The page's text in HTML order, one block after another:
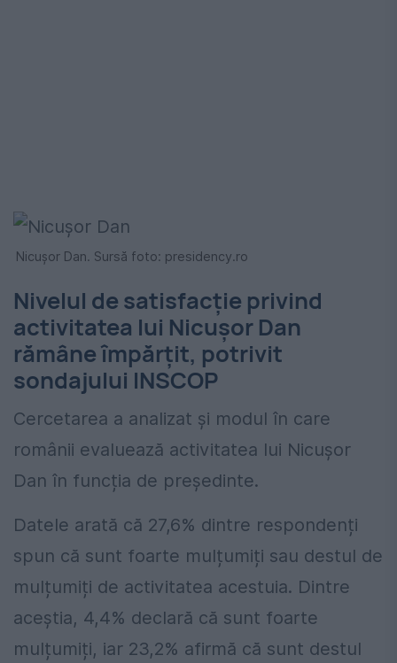
Nicușor Dan. Sursă foto: presidency.ro
Nivelul de satisfacție privind
activitatea lui Nicușor Dan
rămâne împărțit, potrivit
sondajului INSCOP
Cercetarea a analizat și modul în care
românii evaluează activitatea lui Nicușor
Dan în funcția de președinte.
Datele arată că 27,6% dintre respondenți
spun că sunt foarte mulțumiți sau destul de
mulțumiți de activitatea acestuia. Dintre
aceștia, 4,4% declară că sunt foarte
mulțumiți, iar 23,2% afirmă că sunt destul